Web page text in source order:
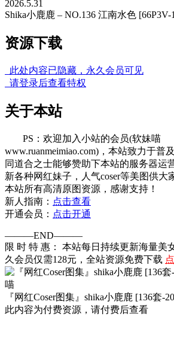
2026.5.31
Shika小鹿鹿 – NO.136 江南水色 [66P3V-
资源下载
此处内容已隐藏，永久会员可见
请登录后查看特权
关于本站
PS：欢迎加入小站的会员(软妹喵
www.ruanmeimiao.com)，本站致力于普
同道合之士能够赞助下本站的服务器运
新各种网红妹子，人气coser等美图供大
本站所有高清原图资源，感谢支持！
新人指南： 点击查看
开通会员： 点击开通
———END———
限 时 特 惠： 本站每日持续更新海量美
久会员仅需128元，全站资源免费下载
『网红Coser图集』shika小鹿鹿 [136套-
此内容为付费资源，请付费后查看